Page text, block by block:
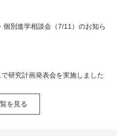
別進学相談会（7/11）のお知ら
研究計画発表会を実施しました
を見る